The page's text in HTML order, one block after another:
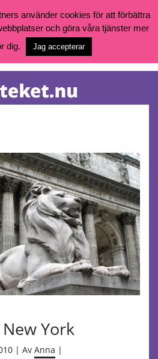
på ditt bibliotekskonto eller nå övriga
York
| Av Anna
använder cookies för att förbättra
och göra våra tjänster mer
dig.
Jag accepterar